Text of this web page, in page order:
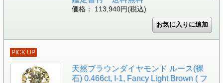
価格： 113,940円(税込)
PICK UP
天然ブラウンダイヤモンド ルース(裸
石) 0.466ct, I-1, Fancy Light Brown ( フ